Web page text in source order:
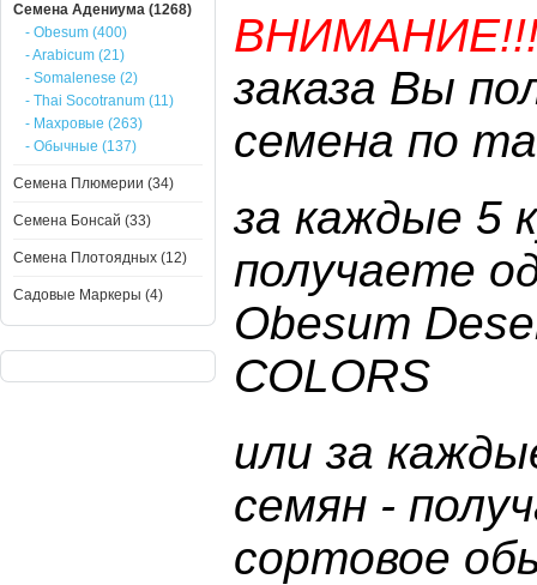
Семена Адениума (1268)
- Obesum (400)
- Arabicum (21)
- Somalenese (2)
- Thai Socotranum (11)
- Махровые (263)
- Обычные (137)
Семена Плюмерии (34)
Семена Бонсай (33)
Семена Плотоядных (12)
Садовые Маркеры (4)
заказа Вы
семена по
за каждые 5
получаете
Obesum
COLORS
или за
семян -
сортовое